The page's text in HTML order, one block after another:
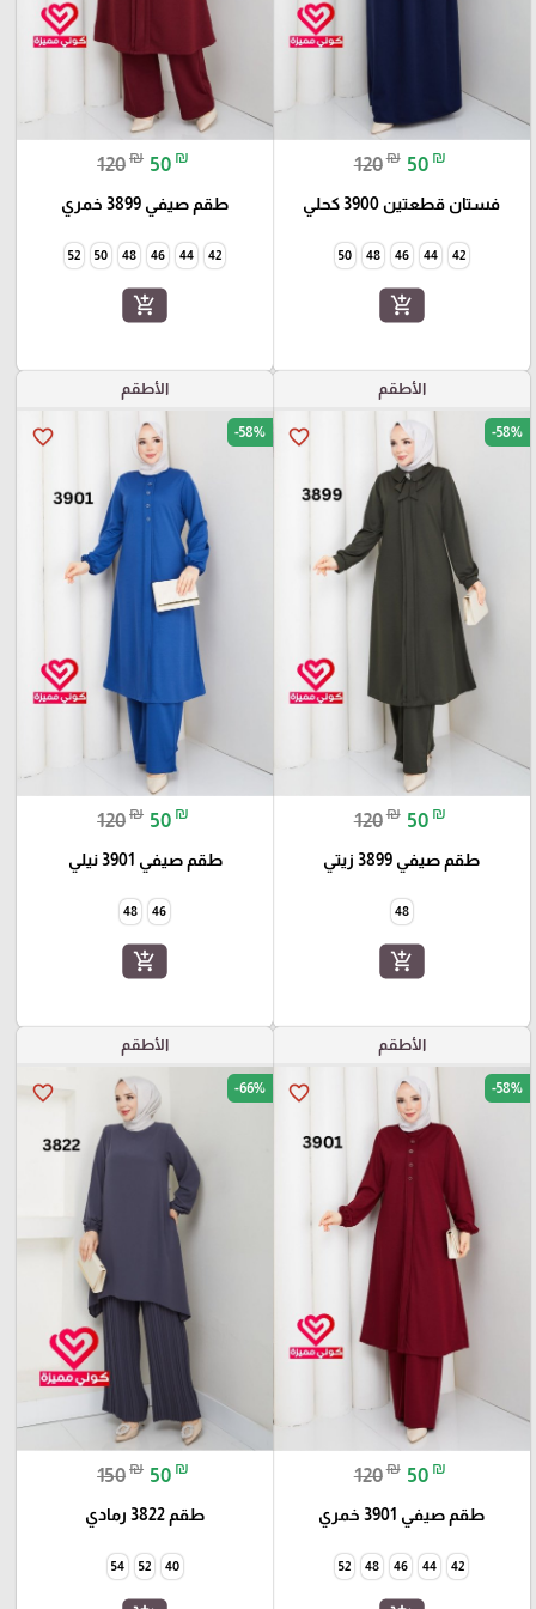
120₪ 50 ₪
فستان قطعتين 3900 كحلي
42
44
46
48
50
add_shopping_cart
120₪ 50 ₪
طقم صيفي 3899 خمري
42
44
46
48
50
52
add_shopping_cart
الأطقم
favorite_border -58%
120₪ 50 ₪
طقم صيفي 3899 زيتي
48
add_shopping_cart
الأطقم
favorite_border -58%
120₪ 50 ₪
طقم صيفي 3901 نيلي
46
48
add_shopping_cart
الأطقم
favorite_border -58%
120₪ 50 ₪
طقم صيفي 3901 خمري
42
44
46
48
52
الأطقم
favorite_border -66%
150₪ 50 ₪
طقم 3822 رمادي
40
52
54